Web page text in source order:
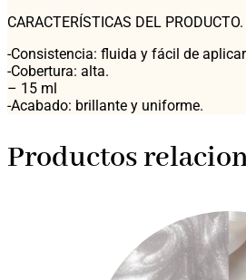
CARACTERÍSTICAS DEL PRODUCTO.
-Consistencia: fluida y fácil de
-Cobertura: alta.
– 15 ml
-Acabado: brillante y uniforme.
Productos